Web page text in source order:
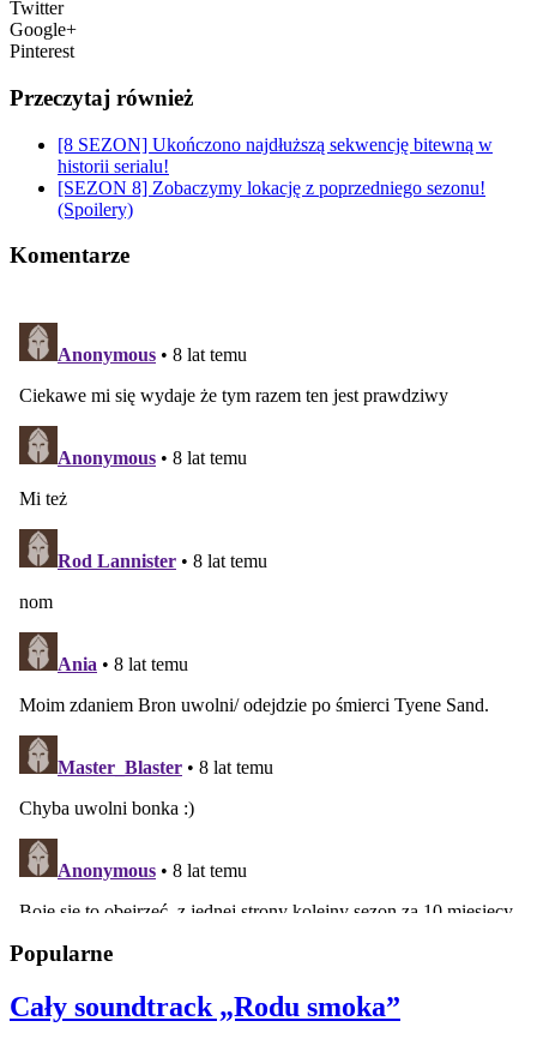
Twitter
Google+
Pinterest
Przeczytaj również
[8 SEZON] Ukończono najdłuższą sekwencję bitewną w
historii serialu!
[SEZON 8] Zobaczymy lokację z poprzedniego sezonu!
(Spoilery)
Komentarze
Popularne
Cały soundtrack „Rodu smoka”